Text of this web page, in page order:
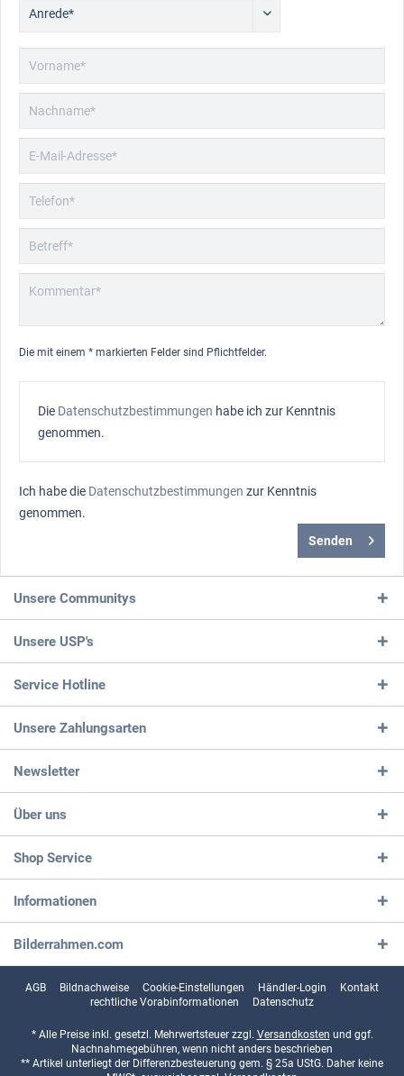
Die mit einem * markierten Felder sind Pflichtfelder.
Die Datenschutzbestimmungen habe ich zur Kenntnis
genommen.
Ich habe die Datenschutzbestimmungen zur Kenntnis
genommen.
Senden
Unsere Communitys
Unsere USP's
Service Hotline
Unsere Zahlungsarten
Newsletter
Über uns
Shop Service
Informationen
Bilderrahmen.com
AGB Bildnachweise Cookie-Einstellungen Händler-Login
Kontakt
rechtliche Vorabinformationen
Datenschutz
* Alle Preise inkl. gesetzl. Mehrwertsteuer zzgl. Versandkosten und ggf.
Nachnahmegebühren, wenn nicht anders beschrieben
** Artikel unterliegt der Differenzbesteuerung gem. § 25a UStG. Daher keine